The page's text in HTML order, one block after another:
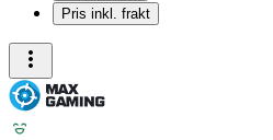
Pris inkl. frakt